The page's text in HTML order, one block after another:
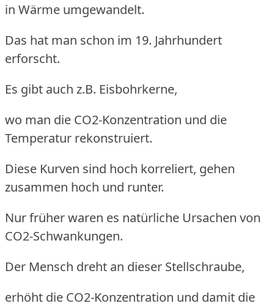
in Wärme umgewandelt.
Das hat man schon im 19. Jahrhundert
erforscht.
Es gibt auch z.B. Eisbohrkerne,
wo man die CO2-Konzentration und die
Temperatur rekonstruiert.
Diese Kurven sind hoch korreliert, gehen
zusammen hoch und runter.
Nur früher waren es natürliche Ursachen von
CO2-Schwankungen.
Der Mensch dreht an dieser Stellschraube,
erhöht die CO2-Konzentration und damit die